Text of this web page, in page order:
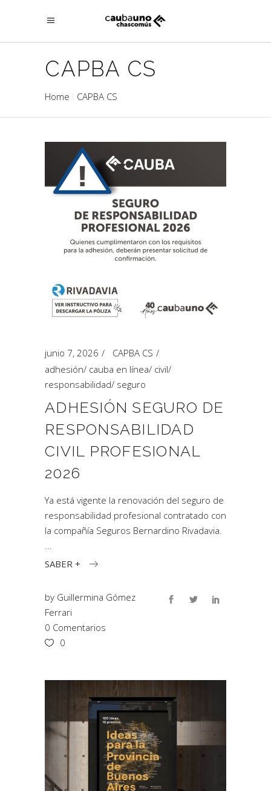
CAPBA CS
Home CAPBA CS
junio 7, 2026
CAPBA CS
adhesión/ cauba en línea/ civil/
responsabilidad/ seguro
ADHESIÓN SEGURO DE
RESPONSABILIDAD
CIVIL PROFESIONAL
2026
Ya está vigente la renovación del seguro de
responsabilidad profesional contratado con
la compañía Seguros Bernardino Rivadavia.
SABER +
by Guillermina Gómez
Ferrari
0 Comentarios
0